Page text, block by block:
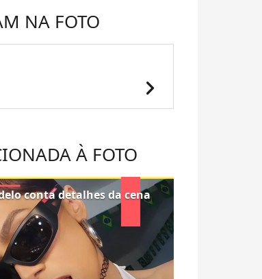
NA FOTO
chevron_right
À FOTO
conta detalhes da cena